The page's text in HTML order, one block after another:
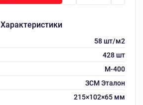
Характеристики
58 шт/м2
428 шт
М-400
ЗСМ Эталон
215×102×65 мм